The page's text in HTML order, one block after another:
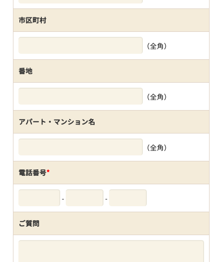
市区町村
（全角）
番地
（全角）
アパート・マンション名
（全角）
電話番号*
- -
ご質問